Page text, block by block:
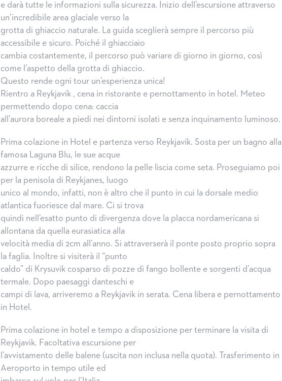
e darà tutte le informazioni sulla sicurezza. Inizio dell’escursione attraverso
un’incredibile area glaciale verso la
grotta di ghiaccio naturale. La guida sceglierà sempre il percorso più
accessibile e sicuro. Poiché il ghiacciaio
cambia costantemente, il percorso può variare di giorno in giorno, così
come l’aspetto della grotta di ghiaccio.
Questo rende ogni tour un’esperienza unica!
Rientro a Reykjavik , cena in ristorante e pernottamento in hotel. Meteo
permettendo dopo cena: caccia
all’aurora boreale a piedi nei dintorni isolati e senza inquinamento luminoso.
Prima colazione in Hotel e partenza verso Reykjavik. Sosta per un bagno alla
famosa Laguna Blu, le sue acque
azzurre e ricche di silice, rendono la pelle liscia come seta. Proseguiamo poi
per la penisola di Reykjanes, luogo
unico al mondo, infatti, non è altro che il punto in cui la dorsale medio
atlantica fuoriesce dal mare. Ci si trova
quindi nell’esatto punto di divergenza dove la placca nordamericana si
allontana da quella eurasiatica alla
velocità media di 2cm all’anno. Si attraverserà il ponte posto proprio sopra
la faglia. Inoltre si visiterà il “punto
caldo” di Krysuvik cosparso di pozze di fango bollente e sorgenti d’acqua
termale. Dopo paesaggi danteschi e
campi di lava, arriveremo a Reykjavik in serata. Cena libera e pernottamento
in Hotel.
Prima colazione in hotel e tempo a disposizione per terminare la visita di
Reykjavik. Facoltativa escursione per
l’avvistamento delle balene (uscita non inclusa nella quota). Trasferimento in
Aeroporto in tempo utile ed